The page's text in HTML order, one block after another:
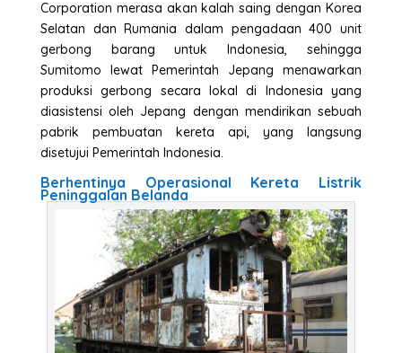
Corporation merasa akan kalah saing dengan Korea
Selatan dan Rumania dalam pengadaan 400 unit
gerbong barang untuk Indonesia, sehingga
Sumitomo lewat Pemerintah Jepang menawarkan
produksi gerbong secara lokal di Indonesia yang
diasistensi oleh Jepang dengan mendirikan sebuah
pabrik pembuatan kereta api, yang langsung
disetujui Pemerintah Indonesia.
Berhentinya Operasional Kereta Listrik
Peninggalan Belanda